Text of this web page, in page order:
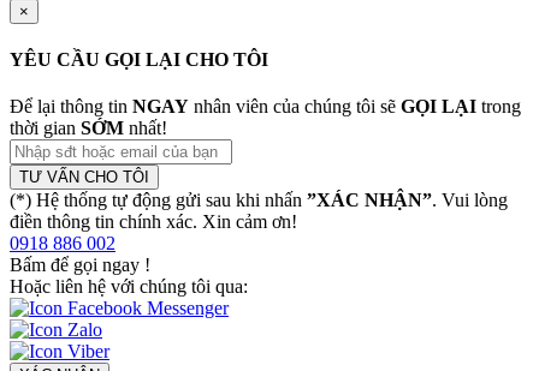
×
YÊU CẦU GỌI LẠI CHO TÔI
Để lại thông tin NGAY nhân viên của chúng tôi sẽ GỌI LẠI trong
thời gian SỚM nhất!
TƯ VẤN CHO TÔI
(*) Hệ thống tự động gửi sau khi nhấn ”XÁC NHẬN”. Vui lòng
điền thông tin chính xác. Xin cảm ơn!
0918 886 002
Bấm để gọi ngay !
Hoặc liên hệ với chúng tôi qua: